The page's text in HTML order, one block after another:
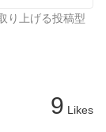
り上げる投稿型
9 Likes